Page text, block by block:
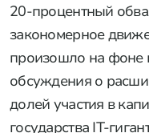
20-процентный
закономерное
произошло на фоне
обсуждения о
долей участия в
государства IT-